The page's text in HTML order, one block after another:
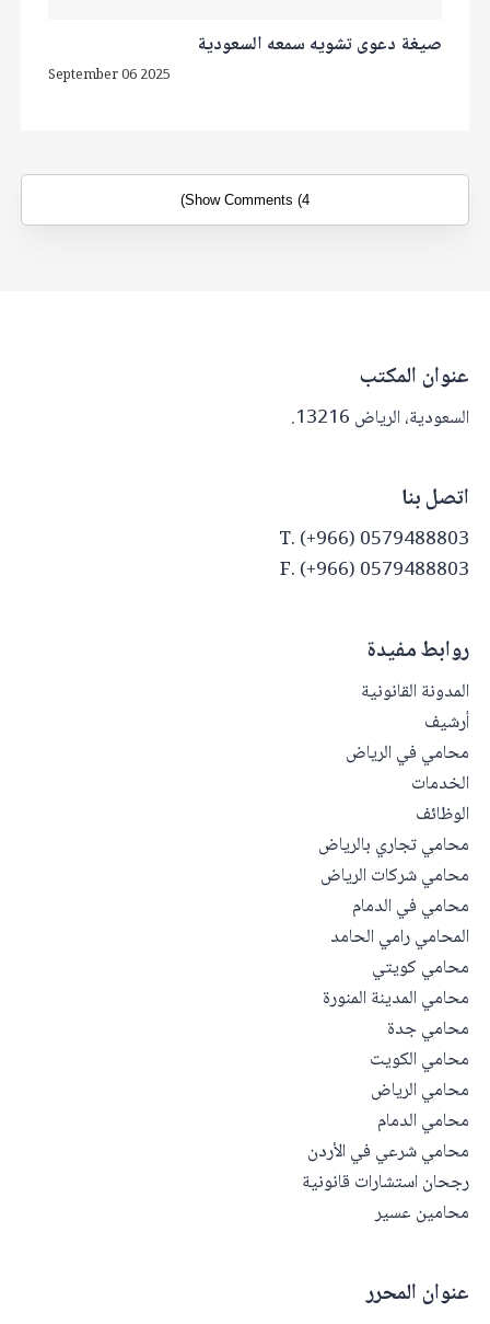
صيغة دعوى تشويه سمعه السعودية
September 06 2025
Show Comments (4)
عنوان المكتب
السعودية، الرياض 13216.
اتصل بنا
T. (+966) 0579488803
F. (+966) 0579488803
روابط مفيدة
المدونة القانونية
أرشيف
محامي في الرياض
الخدمات
الوظائف
محامي تجاري بالرياض
محامي شركات الرياض
محامي في الدمام
المحامي رامي الحامد
محامي كويتي
محامي المدينة المنورة
محامي جدة
محامي الكويت
محامي الرياض
محامي الدمام
محامي شرعي في الأردن
رجحان استشارات قانونية
محامين عسير
عنوان المحرر